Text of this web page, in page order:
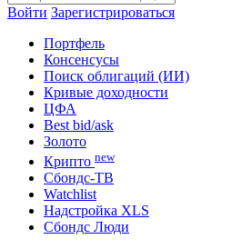
Войти Зарегистрироваться
Портфель
Консенсусы
Поиск облигаций (ИИ)
Кривые доходности
ЦФА
Best bid/ask
Золото
Крипто new
Сбондс-ТВ
Watchlist
Надстройка XLS
Сбондс Люди